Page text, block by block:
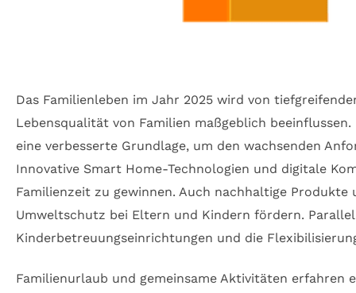
Das Familienleben im Jahr 2025 wird von
Lebensqualität von Familien maßgeblich
eine verbesserte Grundlage, um den wachsenden
Innovative Smart Home-Technologien und digitale
Familienzeit zu gewinnen. Auch nachhaltige
Umweltschutz bei Eltern und Kindern fördern.
Kinderbetreuungseinrichtungen und die
Familienurlaub und gemeinsame Aktivitäten